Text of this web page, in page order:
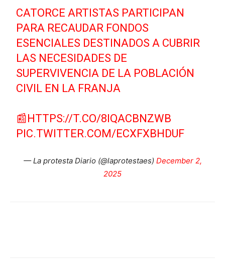
CATORCE ARTISTAS PARTICIPAN
PARA RECAUDAR FONDOS
ESENCIALES DESTINADOS A CUBRIR
LAS NECESIDADES DE
SUPERVIVENCIA DE LA POBLACIÓN
CIVIL EN LA FRANJA
📰HTTPS://T.CO/8IQACBNZWB
PIC.TWITTER.COM/ECXFXBHDUF
— La protesta Diario (@laprotestaes) December 2,
2025